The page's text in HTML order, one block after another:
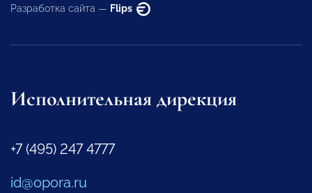
Разработка сайта — Flips
Исполнительная дирекция
+7 (495) 247 4777
id@opora.ru